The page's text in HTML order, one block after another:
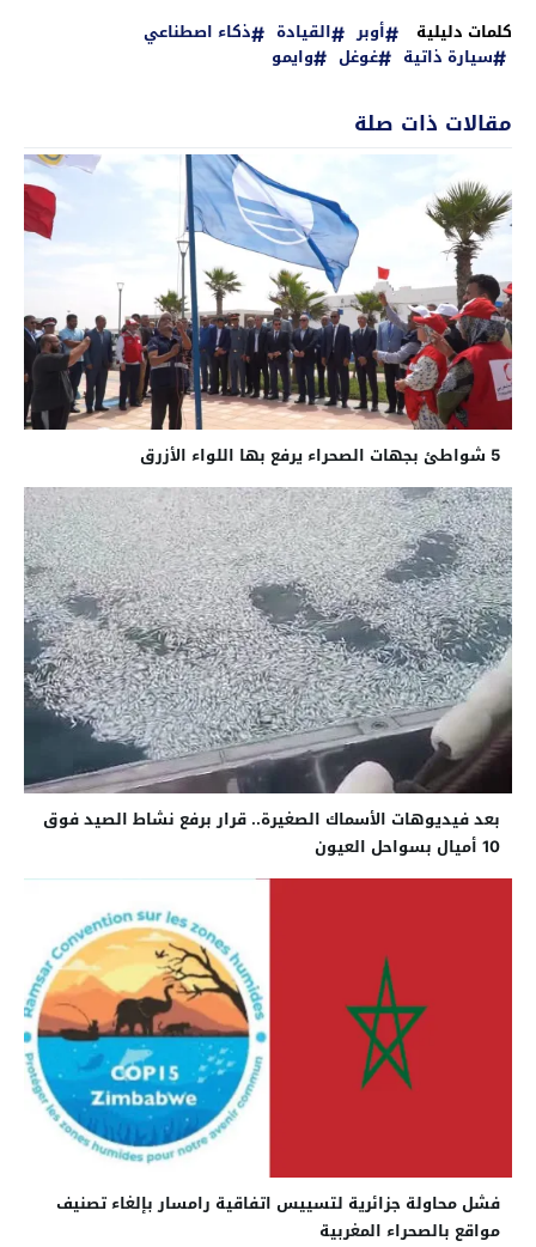
كلمات دليلية أوبر القيادة
ذكاء اصطناعي
سيارة ذاتية
غوغل وايمو
مقالات ذات صلة
5 شواطئ بجهات الصحراء يرفع بها اللواء الأزرق
بعد فيديوهات الأسماك الصغيرة.. قرار برفع نشاط الصيد فوق
10 أميال بسواحل العيون
فشل محاولة جزائرية لتسييس اتفاقية رامسار بإلغاء تصنيف
مواقع بالصحراء المغربية